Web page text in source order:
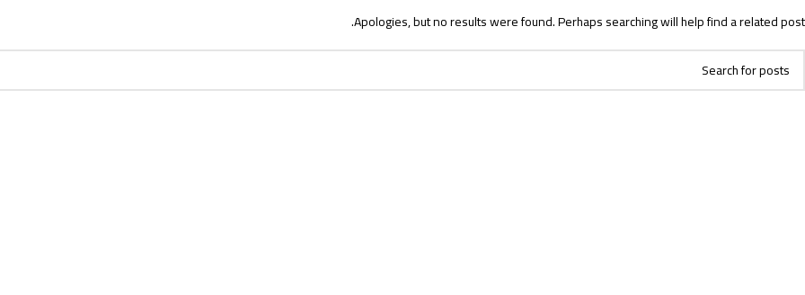
Apologies, but no results were found. Perhaps searching will help find a related post.